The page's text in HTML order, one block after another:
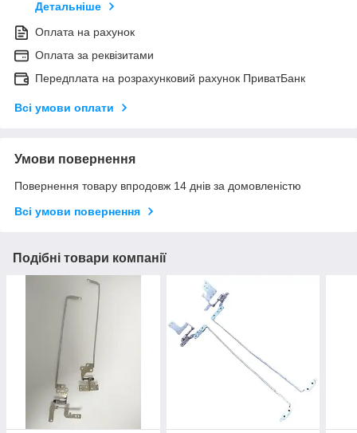
Детальніше
Оплата на рахунок
Оплата за реквізитами
Передплата на розрахунковий рахунок ПриватБанк
Всі умови оплати
Умови повернення
Повернення товару впродовж 14 днів за домовленістю
Всі умови повернення
Подібні товари компанії